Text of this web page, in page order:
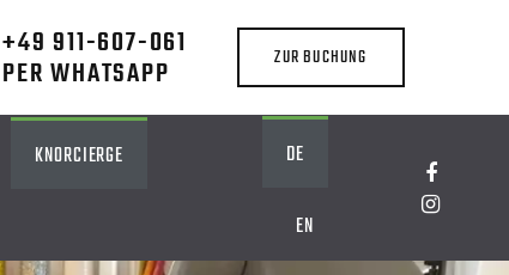
+49 911-607-061
PER WHATSAPP ZUR BUCHUNG
KNORCIERGE DE
EN